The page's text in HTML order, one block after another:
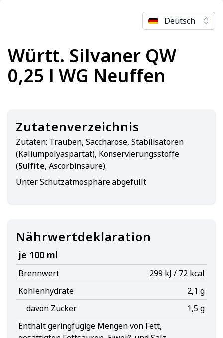
Deutsch
Württ. Silvaner QW
0,25 l WG Neuffen
Zutatenverzeichnis
Zutaten: Trauben, Saccharose, Stabilisatoren
(Kaliumpolyaspartat), Konservierungsstoffe
(Sulfite, Ascorbinsäure).
Unter Schutzatmosphäre abgefüllt
Nährwertdeklaration
je 100 ml
Brennwert
299 kJ / 72 kcal
Kohlenhydrate
2,1 g
davon Zucker
1,5 g
Enthält geringfügige Mengen von Fett,